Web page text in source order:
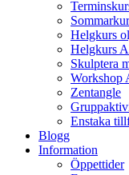
Helgkurs
Helgkurs
Skulptera
Workshop
Zentangle
Enstaka
Blogg
Information
Öppettider